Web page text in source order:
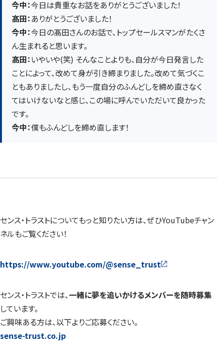
今中：今日は貴重なお話をありがとうございました！
髙田： ありがとうございました！
今中：今日の髙田さんのお話で、トップセールスマンがたくさ
ん生まれると思います。
髙田： いやいや(笑) そんなことよりも、自分が今日発言した
ことによって、改めて身が引き締まりました。改めて気づくこ
ともありましたし、もう一度自分のふんどしを締め直さなく
てはいけないなと感じ、この場に呼んでいただいて良かった
です。
今中：僕もふんどしを締め直します！
センス・トラストについてもっと知りたい方は、ぜひYouTubeチャン
ネルもご覧ください！
https://www.youtube.com/@sense_trust
センス・トラストでは、一緒に夢を追いかけるメンバーを随時募集
しています。
ご興味ある方は、以下よりご応募ください。
sense-trust.co.jp